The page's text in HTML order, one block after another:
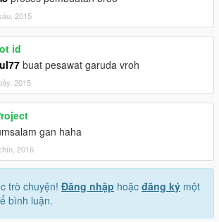
2015
id
buat pesawat garuda vroh
2015
gan haha
2016
trò chuyện! Đăng nhập hoặc đăng ký một
bình luận.